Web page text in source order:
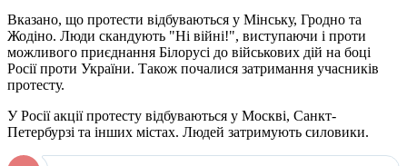
Вказано, що протести відбуваються у Мінську, Гродно та
Жодіно. Люди скандують "Ні війні!", виступаючи і проти
можливого приєднання Білорусі до військових дій на боці
Росії проти України. Також почалися затримання учасників
протесту.
У Росії акції протесту відбуваються у Москві, Санкт-
Петербурзі та інших містах. Людей затримують силовики.